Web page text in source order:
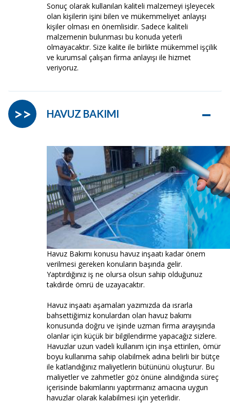
Sonuç olarak kullanılan kaliteli malzemeyi işleyecek
olan kişilerin işini bilen ve mükemmeliyet anlayışı
kişiler olması en önemlisidir. Sadece kaliteli
malzemenin bulunması bu konuda yeterli
olmayacaktır. Size kalite ile birlikte mükemmel işçilik
ve kurumsal çalışan firma anlayışı ile hizmet
veriyoruz.
HAVUZ BAKIMI –
>>
Havuz Bakımı konusu havuz inşaatı kadar önem
verilmesi gereken konuların başında gelir.
Yaptırdığınız iş ne olursa olsun sahip olduğunuz
takdirde ömrü de uzayacaktır.
Havuz inşaatı aşamaları yazımızda da ısrarla
bahsettiğimiz konulardan olan havuz bakımı
konusunda doğru ve işinde uzman firma arayışında
olanlar için küçük bir bilgilendirme yapacağız sizlere.
Havuzlar uzun vadeli kullanım için inşa ettirilen, ömür
boyu kullanıma sahip olabilmek adına belirli bir bütçe
ile katlandığınız maliyetlerin bütününü oluşturur. Bu
maliyetler ve zahmetler göz önüne alındığında süreç
içerisinde bakımlarını yaptırmanız amacına uygun
havuzlar olarak kalabilmesi için yeterlidir.